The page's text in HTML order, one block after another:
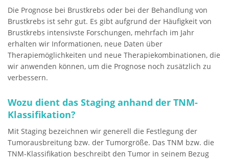
Die Prognose bei Brustkrebs oder bei der Behandlung von
Brustkrebs ist sehr gut. Es gibt aufgrund der Häufigkeit von
Brustkrebs intensivste Forschungen, mehrfach im Jahr
erhalten wir Informationen, neue Daten über
Therapiemöglichkeiten und neue Therapiekombinationen, die
wir anwenden können, um die Prognose noch zusätzlich zu
verbessern.
Wozu dient das Staging anhand der TNM-
Klassifikation?
Mit Staging bezeichnen wir generell die Festlegung der
Tumorausbreitung bzw. der Tumorgröße. Das TNM bzw. die
TNM-Klassifikation beschreibt den Tumor in seinem Bezug